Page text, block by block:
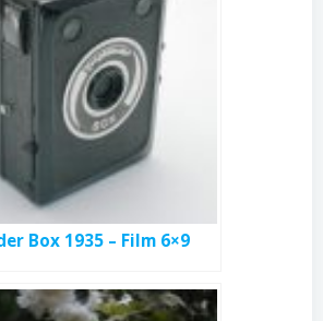
Box 1935 – Film 6×9